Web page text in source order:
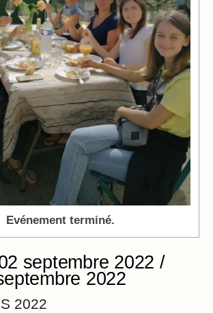
Evénement terminé.
septembre 2022 /
2022
2022